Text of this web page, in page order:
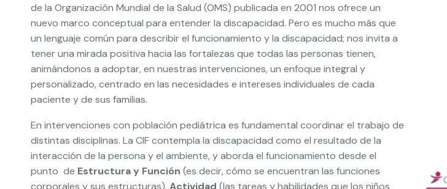
de la Organización Mundial de la Salud (OMS) publicada en 2001 nos ofrece un
nuevo marco conceptual para entender la discapacidad. Pero es mucho más que
un lenguaje común para describir el funcionamiento y la discapacidad; nos invita a
tener una mirada positiva hacia las fortalezas que todas las personas tienen,
animándonos a adoptar, en nuestras intervenciones, un enfoque integral y
personalizado, centrado en las necesidades e intereses individuales de cada
paciente y de sus familias.
En intervenciones con población pediátrica es fundamental coordinar el trabajo de
distintas disciplinas. La CIF contempla la discapacidad como el resultado de la
interacción de la persona y el ambiente, y aborda el funcionamiento desde el
punto de Estructura y Función (es decir, cómo se encuentran las funciones
corporales y sus estructuras), Actividad (las tareas y habilidades que los niños